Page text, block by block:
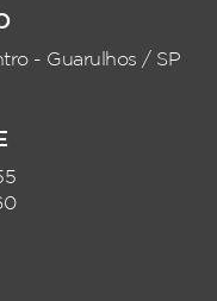
- Guarulhos / SP